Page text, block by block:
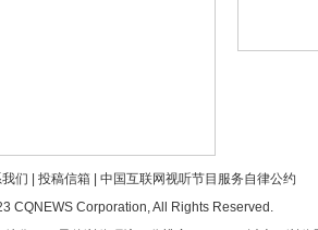
们 投稿信箱
中国互联网视听节目服务自律公约
CQNEWS Corporation, All Rights Reserved.